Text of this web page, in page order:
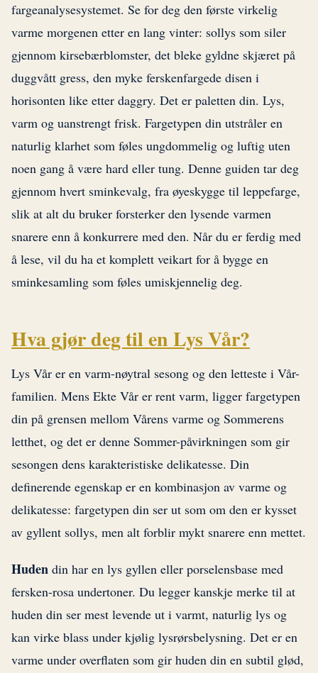
fargeanalysesystemet. Se for deg den første virkelig
varme morgenen etter en lang vinter: sollys som siler
gjennom kirsebærblomster, det bleke gyldne skjæret på
duggvått gress, den myke ferskenfargede disen i
horisonten like etter daggry. Det er paletten din. Lys,
varm og uanstrengt frisk. Fargetypen din utstråler en
naturlig klarhet som føles ungdommelig og luftig uten
noen gang å være hard eller tung. Denne guiden tar deg
gjennom hvert sminkevalg, fra øyeskygge til leppefarge,
slik at alt du bruker forsterker den lysende varmen
snarere enn å konkurrere med den. Når du er ferdig med
å lese, vil du ha et komplett veikart for å bygge en
sminkesamling som føles umiskjennelig deg.
Hva gjør deg til en Lys Vår?
Lys Vår er en varm-nøytral sesong og den letteste i Vår-
familien. Mens Ekte Vår er rent varm, ligger fargetypen
din på grensen mellom Vårens varme og Sommerens
letthet, og det er denne Sommer-påvirkningen som gir
sesongen dens karakteristiske delikatesse. Din
definerende egenskap er en kombinasjon av varme og
delikatesse: fargetypen din ser ut som om den er kysset
av gyllent sollys, men alt forblir mykt snarere enn mettet.
Huden din har en lys gyllen eller porselensbase med
fersken-rosa undertoner. Du legger kanskje merke til at
huden din ser mest levende ut i varmt, naturlig lys og
kan virke blass under kjølig lysrørsbelysning. Det er en
varme under overflaten som gir huden din en subtil glød,